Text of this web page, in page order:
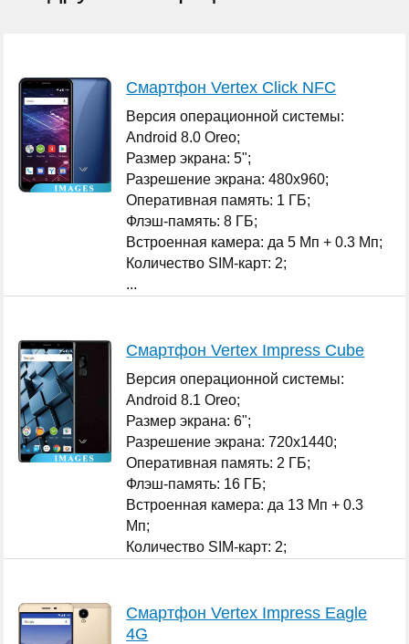
Смартфон Vertex Click NFC
Версия операционной системы:
Android 8.0 Oreo;
Размер экрана: 5";
Разрешение экрана: 480x960;
Оперативная память: 1 ГБ;
Флэш-память: 8 ГБ;
Встроенная камера: да 5 Мп + 0.3 Мп;
Количество SIM-карт: 2;
...
Смартфон Vertex Impress Cube
Версия операционной системы:
Android 8.1 Oreo;
Размер экрана: 6";
Разрешение экрана: 720x1440;
Оперативная память: 2 ГБ;
Флэш-память: 16 ГБ;
Встроенная камера: да 13 Мп + 0.3
Мп;
Количество SIM-карт: 2;
Смартфон Vertex Impress Eagle
4G